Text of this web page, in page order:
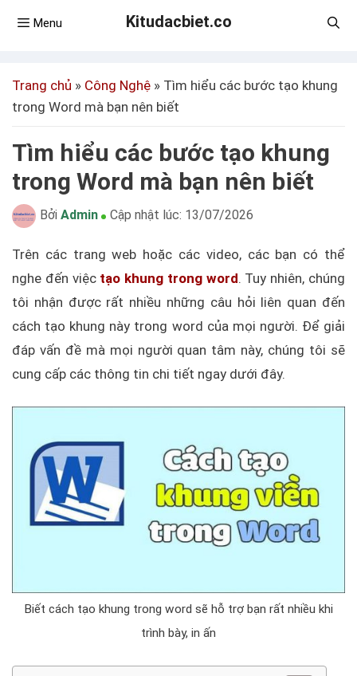
Kitudacbiet.co
Menu
Trang chủ » Công Nghệ » Tìm hiểu các bước tạo khung
trong Word mà bạn nên biết
Tìm hiểu các bước tạo khung
trong Word mà bạn nên biết
Bởi Admin Cập nhật lúc: 13/07/2026
Trên các trang web hoặc các video, các bạn có thể
nghe đến việc tạo khung trong word. Tuy nhiên, chúng
tôi nhận được rất nhiều những câu hỏi liên quan đến
cách tạo khung này trong word của mọi người. Để giải
đáp vấn đề mà mọi người quan tâm này, chúng tôi sẽ
cung cấp các thông tin chi tiết ngay dưới đây.
Biết cách tạo khung trong word sẽ hỗ trợ bạn rất nhiều khi
trình bày, in ấn